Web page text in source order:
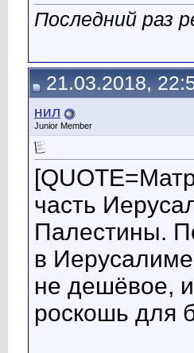
Последний раз
21.03.2018,
нил
Junior Member
часть
Палестины.
в
не дешёвое,
роскошь для